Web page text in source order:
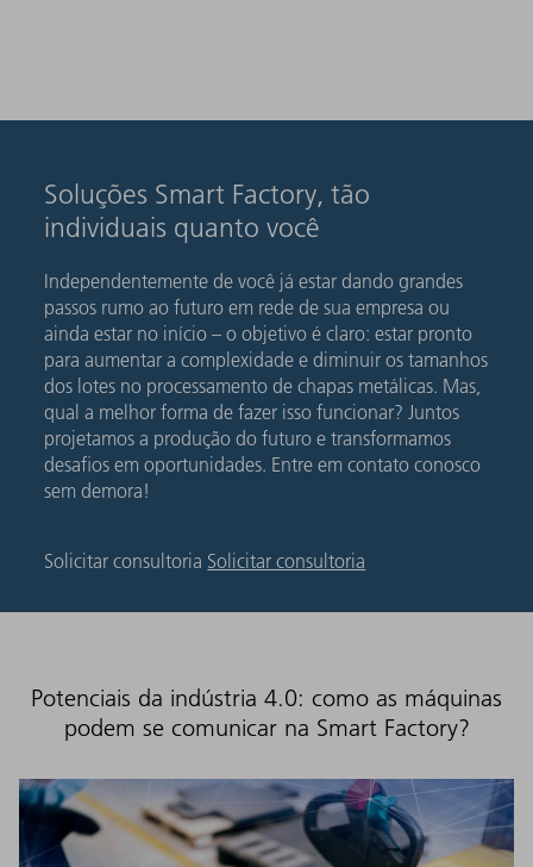
Soluções Smart Factory, tão
individuais quanto você
Independentemente de você já estar dando grandes
passos rumo ao futuro em rede de sua empresa ou
ainda estar no início – o objetivo é claro: estar pronto
para aumentar a complexidade e diminuir os tamanhos
dos lotes no processamento de chapas metálicas. Mas,
qual a melhor forma de fazer isso funcionar? Juntos
projetamos a produção do futuro e transformamos
desafios em oportunidades. Entre em contato conosco
sem demora!
Solicitar consultoria Solicitar consultoria
Potenciais da indústria 4.0: como as máquinas
podem se comunicar na Smart Factory?